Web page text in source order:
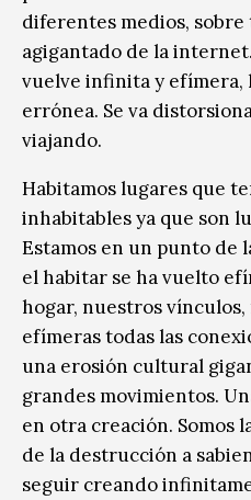
diferentes medios, sobre
agigantado de la
vuelve infinita y efímera,
errónea. Se va
viajando.
Habitamos lugares que
inhabitables ya que son
Estamos en un punto de
el habitar se ha vuelto
hogar, nuestros
efímeras todas las
una erosión cultural
grandes movimientos.
en otra creación. Somos
de la destrucción a
seguir creando